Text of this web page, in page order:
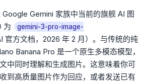
Google Gemini 家族中当前的旗舰 AI 图
为
gemini-3-pro-image-
官方文档，2026 年 2 月）。与传统的纯
Banana Pro 是一个原生多模态模型，
中同时理解和生成图片。这意味着你可
到高质量图片作为回应，或者发送已有